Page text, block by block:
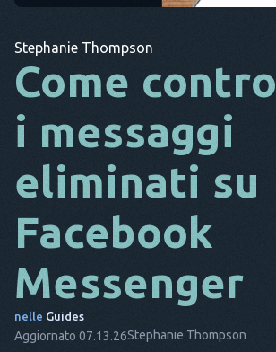
BG
ESSO
ES
Stephanie Thompson
Come
i messaggi
eliminati su
Facebook
Messenger
nelle Guides
Aggiornato 07.13.26Stephanie Thompson